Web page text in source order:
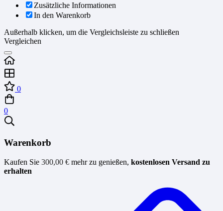
Zusätzliche Informationen
In den Warenkorb
Außerhalb klicken, um die Vergleichsleiste zu schließen
Vergleichen
0
0
Warenkorb
Kaufen Sie 300,00 € mehr zu genießen, kostenlosen Versand zu
erhalten